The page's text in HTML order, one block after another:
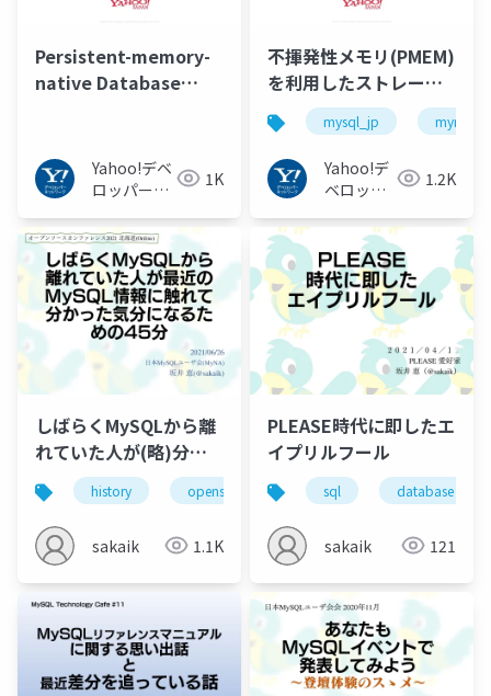
Persistent-memory-
native Database
Yahoo!デベ
ロッパーネ
1K
不揮発性メモリ(PMEM)
を利用したストレージ
エンジンの話
#mysql_jp #myna会
#yahoo #mysql
#pmem #不揮発性メモ
リ
mysql_jp myna会
Yahoo!デ
ベロッパ
ワーク
1.2K
しばらくMySQLから離
れていた人が(略)分か
った気分になるための
45分～OSC2021-
Hokkaido
history opensource hokkaido database
sakaik 1.1K
PLEASE時代に即したエ
イプリルフール
sql database
sakaik 121